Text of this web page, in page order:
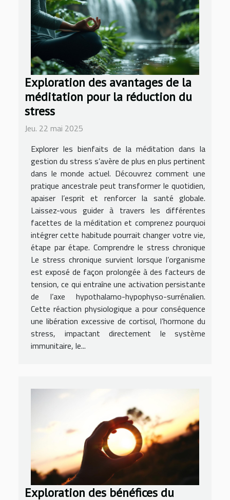
Exploration des avantages de la
méditation pour la réduction du
stress
Jeu. 22 mai 2025
Explorer les bienfaits de la méditation dans la
gestion du stress s’avère de plus en plus pertinent
dans le monde actuel. Découvrez comment une
pratique ancestrale peut transformer le quotidien,
apaiser l’esprit et renforcer la santé globale.
Laissez-vous guider à travers les différentes
facettes de la méditation et comprenez pourquoi
intégrer cette habitude pourrait changer votre vie,
étape par étape. Comprendre le stress chronique
Le stress chronique survient lorsque l’organisme
est exposé de façon prolongée à des facteurs de
tension, ce qui entraîne une activation persistante
de l’axe hypothalamo-hypophyso-surrénalien.
Cette réaction physiologique a pour conséquence
une libération excessive de cortisol, l’hormone du
stress, impactant directement le système
immunitaire, le...
Exploration des bénéfices du